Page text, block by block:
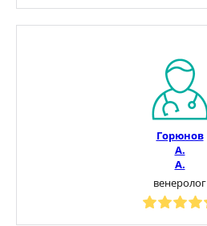
Горюнов
А.
А.
венеролог